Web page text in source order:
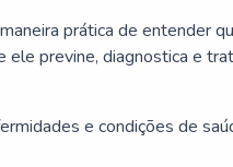
prática de entender
ele previne, diagnostica e
e condições de